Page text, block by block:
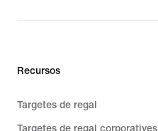
Recursos
Targetes de regal
Targetes de regal corporatives